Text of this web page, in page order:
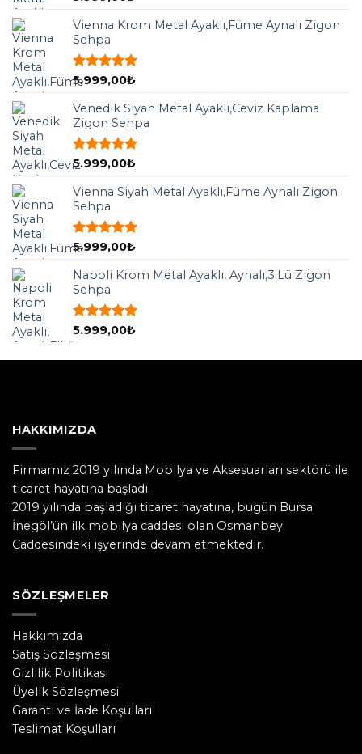
aldı
Vienna Krom Metal Ayaklı,Füme Aynalı Zigon
Sehpa
5 üzerinden
aldı
5.999,00₺
Venedik Siyah Metal Ayaklı,Ceviz Kaplama
Zigon Sehpa
5 üzerinden
aldı
5.999,00₺
Vienna Siyah Metal Ayaklı,Füme Aynalı Zigon
Sehpa
5 üzerinden
aldı
5.999,00₺
Napoli Krom Metal Ayaklı, Aynalı,3'Lü Zigon
Sehpa
5 üzerinden
5.999,00₺
HAKKIMIZDA
Firmamız 2019 yılında Mobilya ve Aksesuarları sektörü ile
ticaret hayatına başladı.
2019 yılında başladığı ticaret hayatına, bugün Bursa
İnegöl’ün ilk mobilya caddesi olan Osmanbey
Caddesindeki işyerinde devam etmektedir.
SÖZLEŞMELER
Hakkımızda
Satış Sözleşmesi
Gizlilik Politikası
Üyelik Sözleşmesi
Garanti ve İade Koşulları
Teslimat Koşulları